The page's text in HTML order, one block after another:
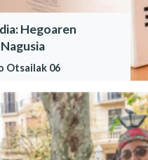
Hegoaren
Otsailak 06